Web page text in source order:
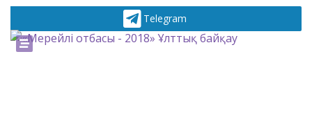
Telegram